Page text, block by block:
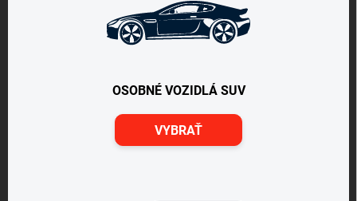
OSOBNÉ VOZIDLÁ SUV
VYBRAŤ